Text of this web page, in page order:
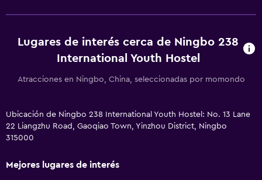
Lugares de interés cerca de Ningbo 238
International Youth Hostel
Atracciones en Ningbo, China, seleccionadas por momondo
Ubicación de Ningbo 238 International Youth Hostel: No. 13 Lane
22 Liangzhu Road, Gaoqiao Town, Yinzhou District, Ningbo
315000
Mejores lugares de interés